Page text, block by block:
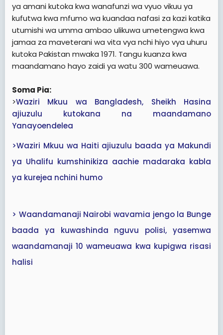
ya amani kutoka kwa wanafunzi wa vyuo vikuu ya
kufutwa kwa mfumo wa kuandaa nafasi za kazi katika
utumishi wa umma ambao ulikuwa umetengwa kwa
jamaa za maveterani wa vita vya nchi hiyo vya uhuru
kutoka Pakistan mwaka 1971. Tangu kuanza kwa
maandamano hayo zaidi ya watu 300 wameuawa.
Soma Pia:
>Waziri Mkuu wa Bangladesh, Sheikh Hasina
ajiuzulu kutokana na maandamano
Yanayoendelea
>Waziri Mkuu wa Haiti ajiuzulu baada ya Makundi
ya Uhalifu kumshinikiza aachie madaraka kabla
ya kurejea nchini humo
> Waandamanaji Nairobi wavamia jengo la Bunge
baada ya kuwashinda nguvu polisi, yasemwa
waandamanaji 10 wameuawa kwa kupigwa risasi
halisi